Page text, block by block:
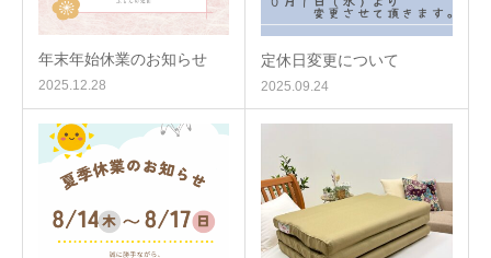
年末年始休業のお知らせ
2025.12.28
定休日変更について
2025.09.24